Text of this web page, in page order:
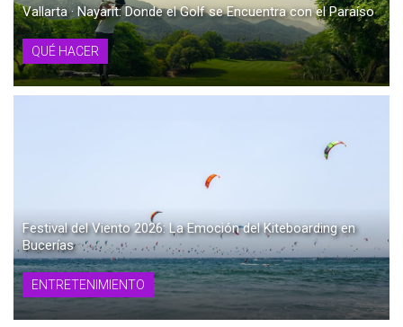
Vallarta · Nayarit: Donde el Golf se Encuentra con el Paraíso
QUÉ HACER
Festival del Viento 2026: La Emoción del Kiteboarding en
Bucerías
ENTRETENIMIENTO